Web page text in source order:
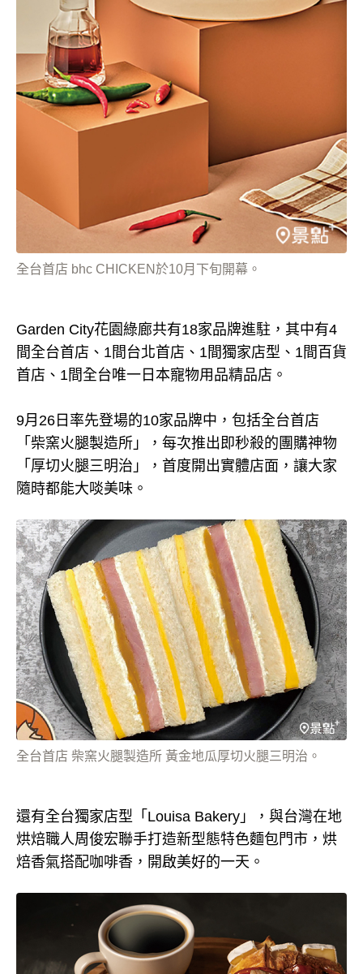
全台首店 bhc CHICKEN於10月下旬開幕。
Garden City花園綠廊共有18家品牌進駐，其中有4
間全台首店、1間台北首店、1間獨家店型、1間百貨
首店、1間全台唯一日本寵物用品精品店。
9月26日率先登場的10家品牌中，包括全台首店
「柴窯火腿製造所」，每次推出即秒殺的團購神物
「厚切火腿三明治」，首度開出實體店面，讓大家
隨時都能大啖美味。
全台首店 柴窯火腿製造所 黃金地瓜厚切火腿三明治。
還有全台獨家店型「Louisa Bakery」，與台灣在地
烘焙職人周俊宏聯手打造新型態特色麵包門市，烘
焙香氣搭配咖啡香，開啟美好的一天。